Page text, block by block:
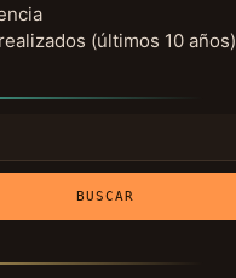
(últimos 10 años)